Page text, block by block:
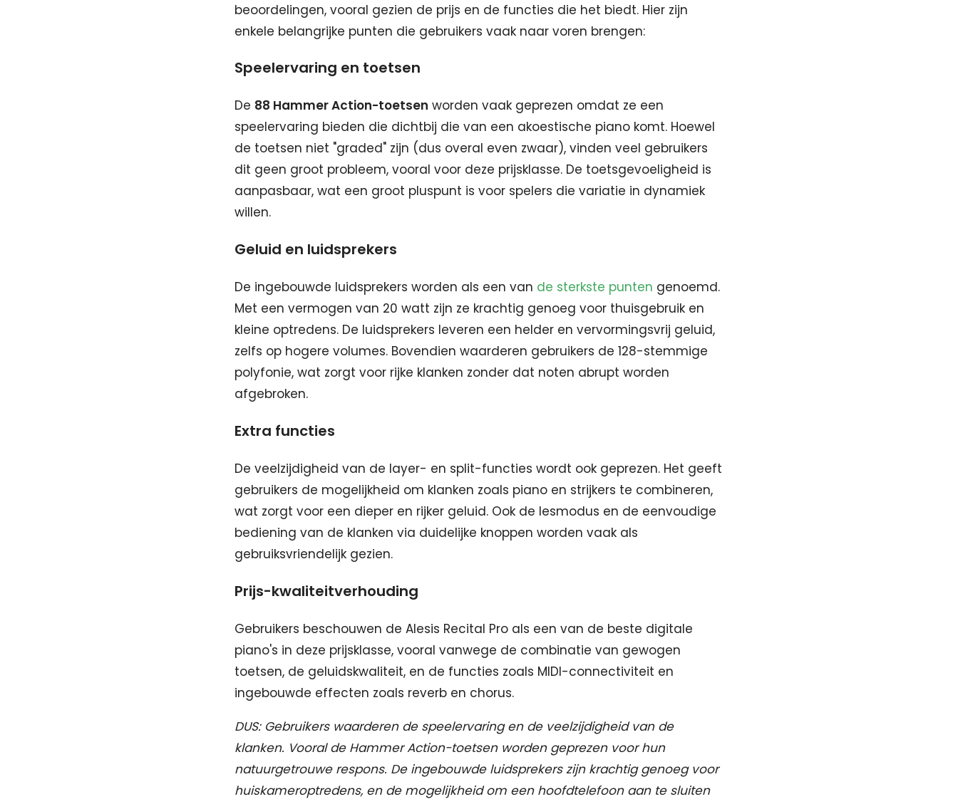
beoordelingen, vooral gezien de prijs en de functies die het biedt. Hier zijn
enkele belangrijke punten die gebruikers vaak naar voren brengen:
Speelervaring en toetsen
De 88 Hammer Action-toetsen worden vaak geprezen omdat ze een
speelervaring bieden die dichtbij die van een akoestische piano komt. Hoewel
de toetsen niet "graded" zijn (dus overal even zwaar), vinden veel gebruikers
dit geen groot probleem, vooral voor deze prijsklasse. De toetsgevoeligheid is
aanpasbaar, wat een groot pluspunt is voor spelers die variatie in dynamiek
willen.
Geluid en luidsprekers
De ingebouwde luidsprekers worden als een van de sterkste punten genoemd.
Met een vermogen van 20 watt zijn ze krachtig genoeg voor thuisgebruik en
kleine optredens. De luidsprekers leveren een helder en vervormingsvrij geluid,
zelfs op hogere volumes. Bovendien waarderen gebruikers de 128-stemmige
polyfonie, wat zorgt voor rijke klanken zonder dat noten abrupt worden
afgebroken.
Extra functies
De veelzijdigheid van de layer- en split-functies wordt ook geprezen. Het geeft
gebruikers de mogelijkheid om klanken zoals piano en strijkers te combineren,
wat zorgt voor een dieper en rijker geluid. Ook de lesmodus en de eenvoudige
bediening van de klanken via duidelijke knoppen worden vaak als
gebruiksvriendelijk gezien.
Prijs-kwaliteitverhouding
Gebruikers beschouwen de Alesis Recital Pro als een van de beste digitale
piano's in deze prijsklasse, vooral vanwege de combinatie van gewogen
toetsen, de geluidskwaliteit, en de functies zoals MIDI-connectiviteit en
ingebouwde effecten zoals reverb en chorus.
DUS: Gebruikers waarderen de speelervaring en de veelzijdigheid van de
klanken. Vooral de Hammer Action-toetsen worden geprezen voor hun
natuurgetrouwe respons. De ingebouwde luidsprekers zijn krachtig genoeg voor
huiskameroptredens, en de mogelijkheid om een hoofdtelefoon aan te sluiten